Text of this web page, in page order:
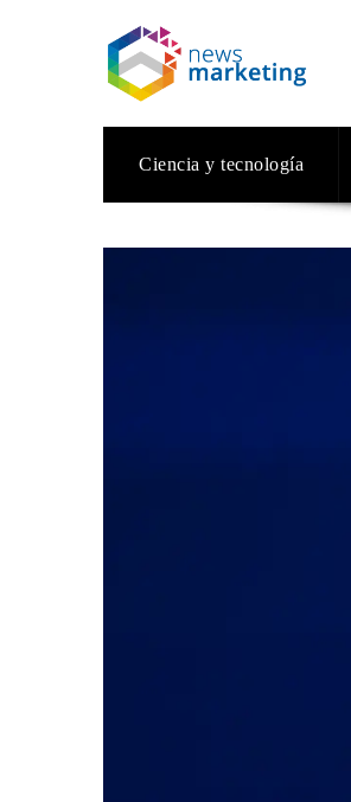
Ciencia y tecnología